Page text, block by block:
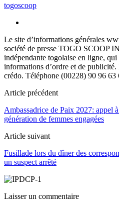
togoscoop
Le site d’informations générales
société de presse TOGO SCOOP
indépendante togolaise en ligne,
informations d’ordre et de
crédo. Téléphone (00228) 90 96 63
Article précédent
Ambassadrice de Paix 2027: appel
génération de femmes engagées
Article suivant
Fusillade lors du dîner des
un suspect arrêté
Laisser un commentaire